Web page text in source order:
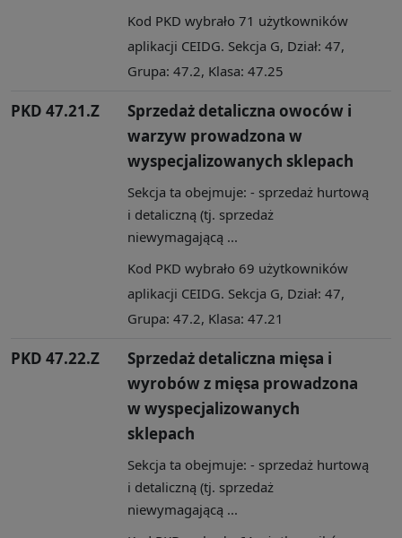
Kod PKD wybrało 71 użytkowników
aplikacji CEIDG. Sekcja G, Dział: 47,
Grupa: 47.2, Klasa: 47.25
PKD 47.21.Z
Sprzedaż detaliczna owoców i
warzyw prowadzona w
wyspecjalizowanych sklepach
Sekcja ta obejmuje: - sprzedaż hurtową
i detaliczną (tj. sprzedaż
niewymagającą ...
Kod PKD wybrało 69 użytkowników
aplikacji CEIDG. Sekcja G, Dział: 47,
Grupa: 47.2, Klasa: 47.21
PKD 47.22.Z
Sprzedaż detaliczna mięsa i
wyrobów z mięsa prowadzona
w wyspecjalizowanych
sklepach
Sekcja ta obejmuje: - sprzedaż hurtową
i detaliczną (tj. sprzedaż
niewymagającą ...